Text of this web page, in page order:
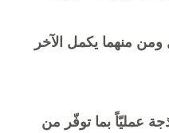
منهما يكمل الآخر
عمليّاً بما توفّر من